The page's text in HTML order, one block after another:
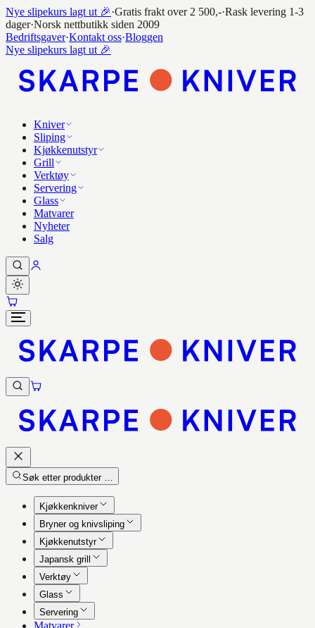
Nye slipekurs lagt ut 🎉·Gratis frakt over 2 500,-·Rask levering 1-3
dager·Norsk nettbutikk siden 2009
Bedriftsgaver·Kontakt oss·Bloggen
Nye slipekurs lagt ut 🎉
Kniver
Sliping
Kjøkkenutstyr
Grill
Verktøy
Servering
Glass
Matvarer
Nyheter
Salg
Søk etter produkter …
Kjøkkenkniver
Bryner og knivsliping
Kjøkkenutstyr
Japansk grill
Verktøy
Glass
Servering